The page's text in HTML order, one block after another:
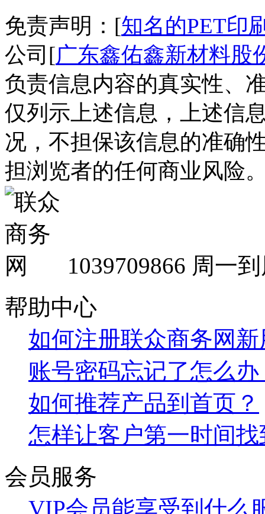
免责声明：[知名的PET印
公司[广东鑫佑鑫新材料股
负责信息内容的真实性、
仅列示上述信息，上述信
况，不担保该信息的准确
担浏览者的任何商业风险
1039709866 周一
帮助中心
如何注册联众商务网
账号密码忘记了怎么办
如何推荐产品到首页？
怎样让客户第一时间
会员服务
VIP会员能享受到什么